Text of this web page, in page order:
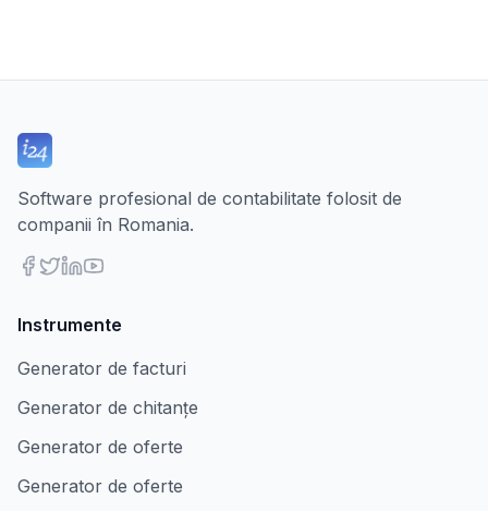
Software profesional de contabilitate folosit de
companii în Romania.
Instrumente
Generator de facturi
Generator de chitanțe
Generator de oferte
Generator de oferte